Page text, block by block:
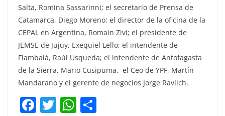
Salta, Romina Sassarinni; el secretario de Prensa de
Catamarca, Diego Moreno; el director de la oficina de la
CEPAL en Argentina, Romain Zivi; el presidente de
JEMSE de Jujuy, Exequiel Lello; el intendente de
Fiambalá, Raúl Usqueda; el intendente de Antofagasta
de la Sierra, Mario Cusipuma, el Ceo de YPF, Martín
Mandarano y el gerente de negocios Jorge Ravlich.
F T W